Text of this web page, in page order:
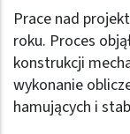
Prace nad
roku. Proces
konstrukcji
wykonanie
hamujących i